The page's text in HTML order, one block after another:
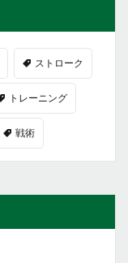
ストローク
トレーニング
戦術